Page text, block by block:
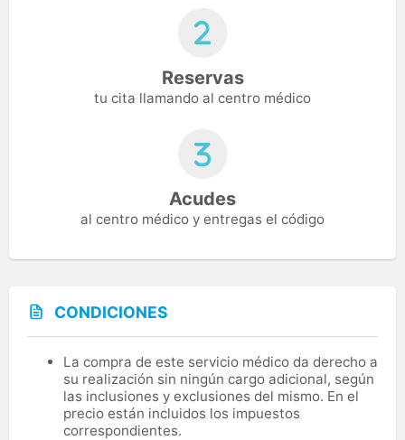
Reservas
tu cita llamando al centro médico
Acudes
al centro médico y entregas el código
CONDICIONES
La compra de este servicio médico da derecho a
su realización sin ningún cargo adicional, según
las inclusiones y exclusiones del mismo. En el
precio están incluidos los impuestos
correspondientes.